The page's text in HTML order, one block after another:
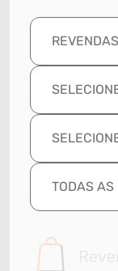
REVENDAS
TODAS AS